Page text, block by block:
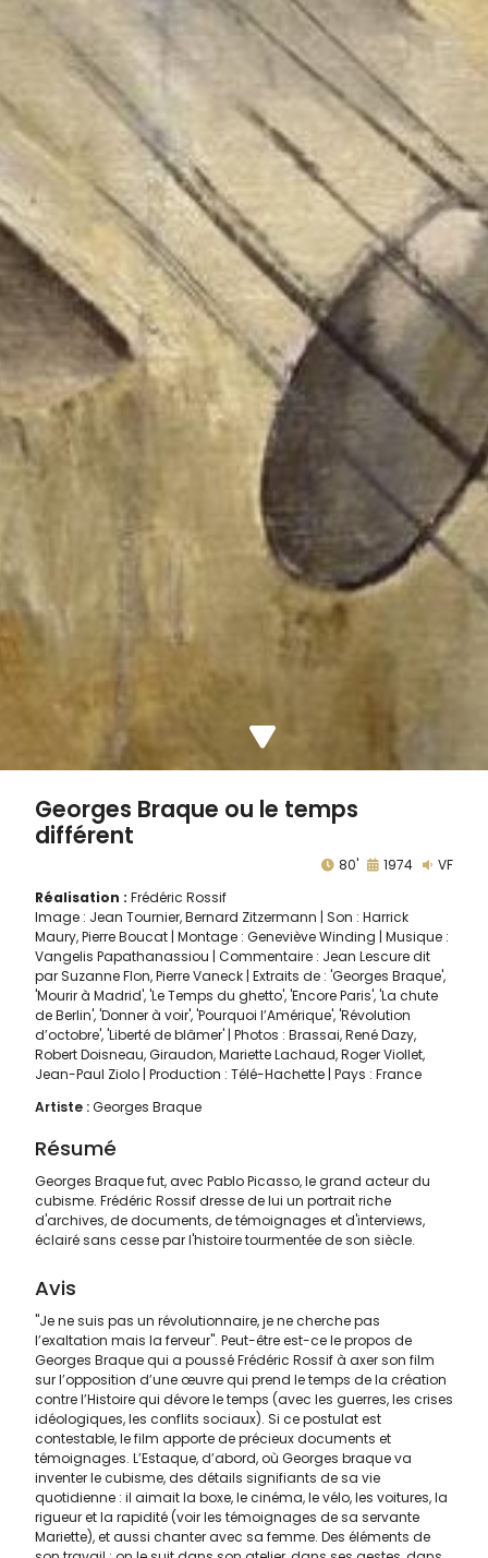
Artiste :Georges Braque
Georges Braque ou le temps
différent
80' 1974
VF
Réalisation : Frédéric Rossif
Image : Jean Tournier, Bernard Zitzermann | Son : Harrick
Maury, Pierre Boucat | Montage : Geneviève Winding | Musique :
Vangelis Papathanassiou | Commentaire : Jean Lescure dit
par Suzanne Flon, Pierre Vaneck | Extraits de : 'Georges Braque',
'Mourir à Madrid', 'Le Temps du ghetto', 'Encore Paris', 'La chute
de Berlin', 'Donner à voir', 'Pourquoi l’Amérique', 'Révolution
d’octobre', 'Liberté de blâmer' | Photos : Brassai, René Dazy,
Robert Doisneau, Giraudon, Mariette Lachaud, Roger Viollet,
Jean-Paul Ziolo | Production : Télé-Hachette | Pays : France
Résumé
Georges Braque fut, avec Pablo Picasso, le grand acteur du
cubisme. Frédéric Rossif dresse de lui un portrait riche
d'archives, de documents, de témoignages et d'interviews,
éclairé sans cesse par l'histoire tourmentée de son siècle.
Avis
"Je ne suis pas un révolutionnaire, je ne cherche pas
l’exaltation mais la ferveur". Peut-être est-ce le propos de
Georges Braque qui a poussé Frédéric Rossif à axer son film
sur l’opposition d’une œuvre qui prend le temps de la création
contre l’Histoire qui dévore le temps (avec les guerres, les crises
idéologiques, les conflits sociaux). Si ce postulat est
contestable, le film apporte de précieux documents et
témoignages. L’Estaque, d’abord, où Georges braque va
inventer le cubisme, des détails signifiants de sa vie
quotidienne : il aimait la boxe, le cinéma, le vélo, les voitures, la
rigueur et la rapidité (voir les témoignages de sa servante
Mariette), et aussi chanter avec sa femme. Des éléments de